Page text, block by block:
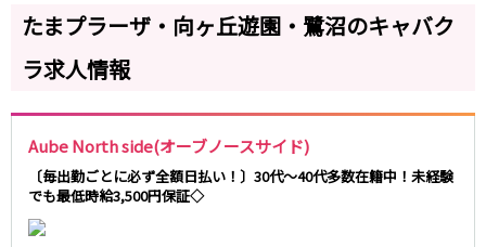
たまプラーザ・向ヶ丘遊園・鷺沼のキャバク
ラ求人情報
Aube North side(オーブノースサイド)
〔毎出勤ごとに必ず全額日払い！〕30代～40代多数在籍中！未経験
でも最低時給3,500円保証◇
川崎中部
横浜東部
川崎北部
茅ヶ崎
桜木町
埼玉県
大宮
志木
阿佐ヶ谷駅
三鷹駅
国分寺駅
武蔵境駅
武蔵小金井駅
東小金井駅
東中野駅
飯田橋駅
国立駅
豊田駅
西国分寺駅